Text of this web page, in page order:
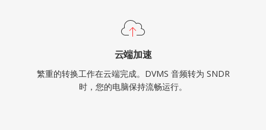
云端加速
繁重的转换工作在云端完成。DVMS 音频转为 SNDR
时，您的电脑保持流畅运行。